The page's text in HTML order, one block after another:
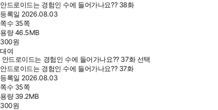
안드로이드는 경험인 수에 들어가나요?? 38화
등록일 2026.08.03
쪽수 35쪽
용량46.5MB
300원
대여
안드로이드는 경험인 수에 들어가나요?? 37화 선택
안드로이드는 경험인 수에 들어가나요?? 37화
등록일 2026.08.03
쪽수 35쪽
용량 39.2MB
300원